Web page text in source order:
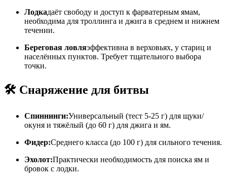
Лодкадаёт свободу и доступ к фарватерным ямам,
необходима для троллинга и джига в среднем и нижнем
течении.
Береговая ловляэффективна в верховьях, у стариц и
населённых пунктов. Требует тщательного выбора
точки.
🛠️ Снаряжение для битвы
Спиннинги:Универсальный (тест 5-25 г) для щуки/
окуня и тяжёлый (до 60 г) для джига и ям.
Фидер:Среднего класса (до 100 г) для сильного течения.
Эхолот:Практически необходимость для поиска ям и
бровок с лодки.